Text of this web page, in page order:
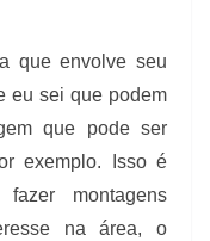
que envolve seu
eu sei que podem
que pode ser
exemplo. Isso é
montagens
na área, o